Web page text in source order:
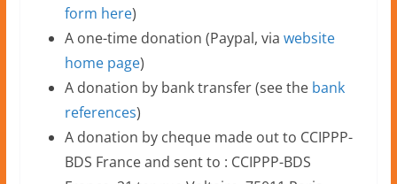
form here)
A one-time donation (Paypal, via website
home page)
A donation by bank transfer (see the bank
references)
A donation by cheque made out to CCIPPP-
BDS France and sent to : CCIPPP-BDS